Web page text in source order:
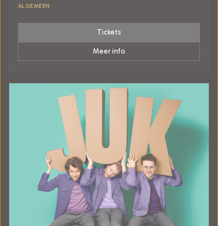
ALGEMEEN
Tickets
Meer info